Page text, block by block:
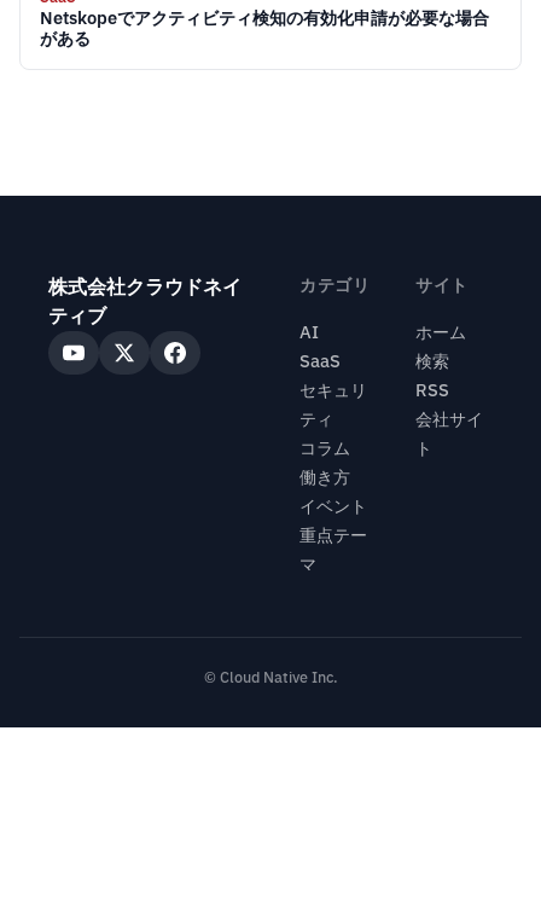
Netskopeでアクティビティ検知の有効化申請が必要な場合
がある
株式会社クラウドネイ
ティブ
カテゴリ
AI
SaaS
セキュリ
ティ
コラム
働き方
イベント
重点テー
マ
サイト
ホーム
検索
RSS
会社サイ
ト
© Cloud Native Inc.